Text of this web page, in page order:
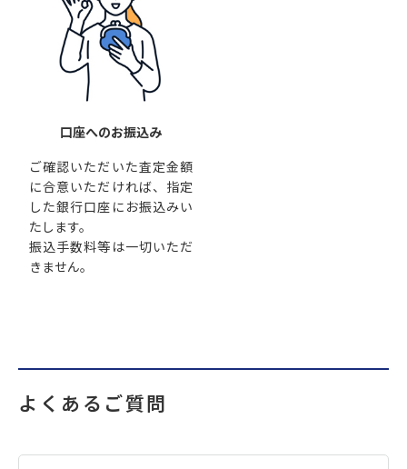
口座へのお振込み
ご確認いただいた査定金額
に合意いただければ、指定
した銀行口座にお振込みい
たします。
振込手数料等は一切いただ
きません。
よくあるご質問